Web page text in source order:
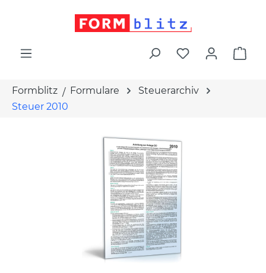
Formblitz Formulare
Steuerarchiv
Steuer 2010